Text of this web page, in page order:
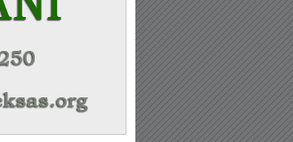
ve tribünlerimizi
İleri'nin dü